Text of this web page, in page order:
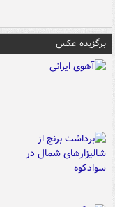
برگزیده عکس